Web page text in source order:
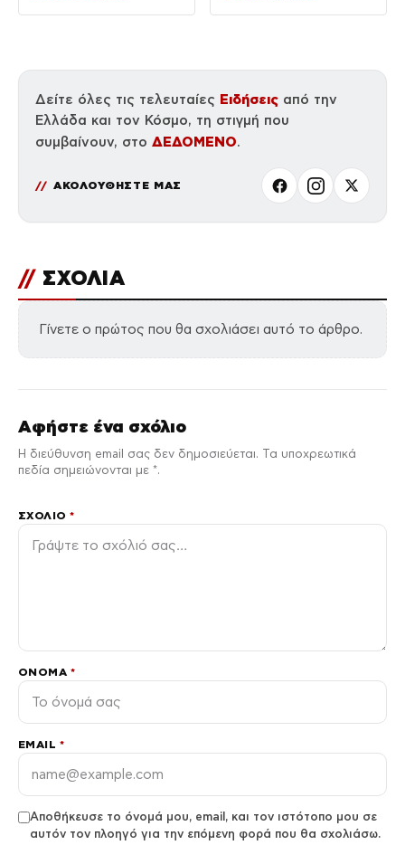
Δείτε όλες τις τελευταίες Ειδήσεις από την
Ελλάδα και τον Κόσμο, τη στιγμή που
συμβαίνουν, στο ΔΕΔΟΜΕΝΟ.
ΑΚΟΛΟΥΘΗΣΤΕ ΜΑΣ
// ΣΧΟΛΙΑ
Γίνετε ο πρώτος που θα σχολιάσει αυτό το άρθρο.
Αφήστε ένα σχόλιο
Η διεύθυνση email σας δεν δημοσιεύεται. Τα υποχρεωτικά
πεδία σημειώνονται με *.
ΣΧΌΛΙΟ*
ΌΝΟΜΑ *
EMAIL *
Αποθήκευσε το όνομά μου, email, και τον ιστότοπο μου σε
αυτόν τον πλοηγό για την επόμενη φορά που θα σχολιάσω.